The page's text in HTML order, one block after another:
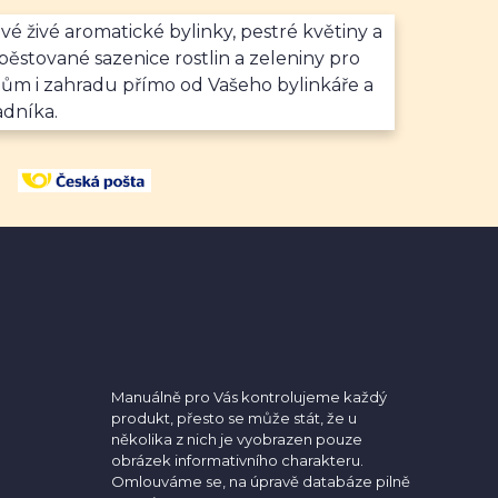
živé aromatické bylinky, pestré květiny a
sazenice rostlin a zeleniny pro
i zahradu přímo od Vašeho bylinkáře a
Manuálně pro Vás kontrolujeme každý
produkt, přesto se může stát, že u
několika z nich je vyobrazen pouze
obrázek informativního charakteru.
Omlouváme se, na úpravě databáze pilně